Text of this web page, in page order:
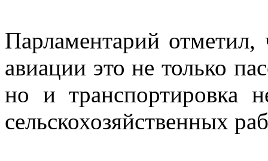
Парламентарий
авиации это не только
но и транспортировка
сельскохозяйственных